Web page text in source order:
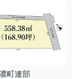
町連部